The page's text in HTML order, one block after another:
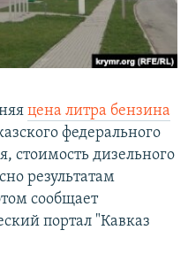
цена литра бензина
федерального
стоимость дизельного
результатам
сообщает
портал "Кавказ